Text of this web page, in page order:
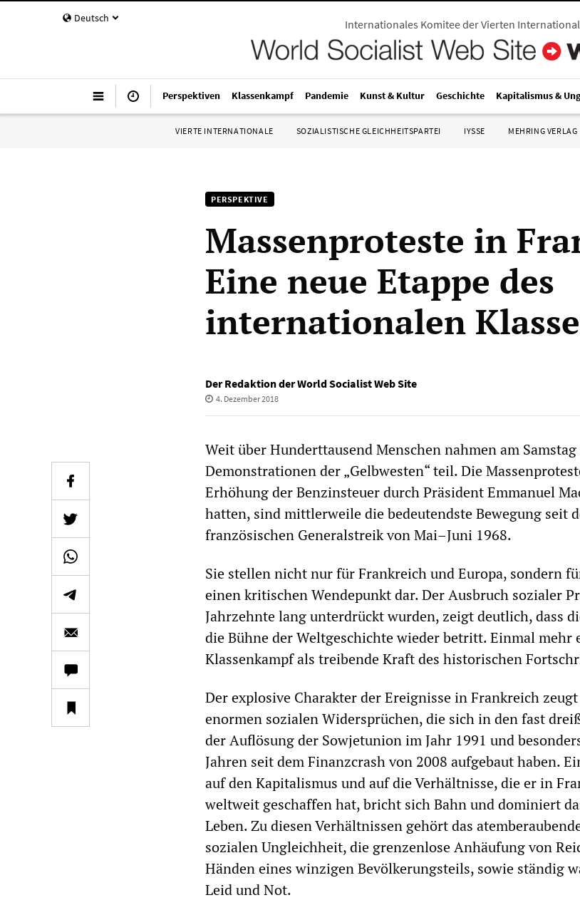
Deutsch Internationales Komitee der Vierten
Perspektiven Klassenkampf Pandemie Kunst & Kultur Geschichte Kapitalismus &
VIERTE INTERNATIONALE SOZIALISTISCHE GLEICHHEITSPARTEI IYSSE MEHRING VERLAG
PERSPEKTIVE
Massenproteste in
Eine neue Etappe des
internationalen
Der Redaktion der World Socialist Web Site
4. Dezember 2018
Weit über Hunderttausend Menschen nahmen am
Demonstrationen der „Gelbwesten“ teil. Die
Erhöhung der Benzinsteuer durch Präsident Emmanuel
hatten, sind mittlerweile die bedeutendste Bewegung seit
französischen Generalstreik von Mai–Juni 1968.
Sie stellen nicht nur für Frankreich und Europa, sondern
einen kritischen Wendepunkt dar. Der Ausbruch sozialer
Jahrzehnte lang unterdrückt wurden, zeigt deutlich, dass
die Bühne der Weltgeschichte wieder betritt. Einmal mehr
Klassenkampf als treibende Kraft des historischen
Der explosive Charakter der Ereignisse in Frankreich
enormen sozialen Widersprüchen, die sich in den fast
der Auflösung der Sowjetunion im Jahr 1991 und
Jahren seit dem Finanzcrash von 2008 aufgebaut haben.
auf den Kapitalismus und auf die Verhältnisse, die er in
weltweit geschaffen hat, bricht sich Bahn und dominiert
Leben. Zu diesen Verhältnissen gehört das
sozialen Ungleichheit, die grenzenlose Anhäufung von
Händen eines winzigen Bevölkerungsteils, sowie ständig
Leid und Not.